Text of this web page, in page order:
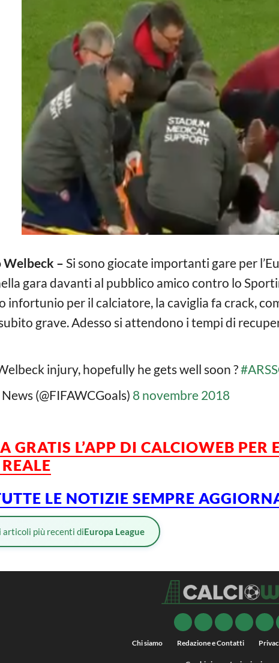
– Si sono giocate importanti gare per
gara davanti al pubblico amico contro lo
infortunio per il calciatore, la caviglia fa crack,
grave. Adesso si attendono i tempi di
injury, hopefully he gets well soon ?
(@FIFAWCGoals) 8 novembre 2018
GRATIS L’APP DI CALCIOWEB PER
LE NOTIZIE SEMPRE
articoli più recenti diEuropa League
Chi siamo Redazione e Contatti